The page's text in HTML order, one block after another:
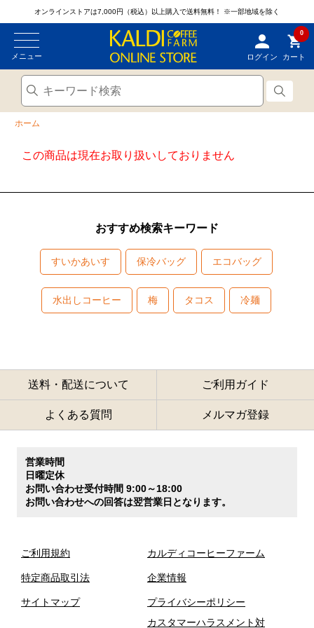
オンラインストアは7,000円（税込）以上購入で送料無料！ ※一部地域を除く
メニュー ログイン
0
カート
ホーム
この商品は現在お取り扱いしておりません
おすすめ検索キーワード
すいかあいす 保冷バッグ エコバッグ
水出しコーヒー 梅 タコス 冷麺
送料・配送について ご利用ガイド
よくある質問 メルマガ登録
営業時間
日曜定休
お問い合わせ受付時間 9:00～18:00
お問い合わせへの回答は翌営業日となります。
ご利用規約
特定商品取引法
サイトマップ
カルディコーヒーファーム
企業情報
プライバシーポリシー
カスタマーハラスメント対